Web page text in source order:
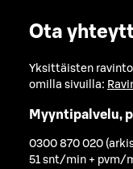
Ota
Yksittäisten
omilla sivuilla:
Myyntipalvelu,
0300 870 020
51 snt/min + pvm/